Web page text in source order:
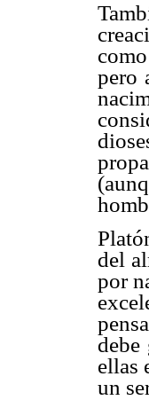
pero
del
por
ellas
un